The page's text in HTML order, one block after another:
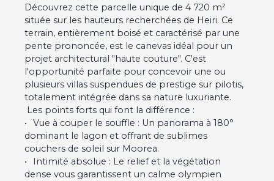
Découvrez cette parcelle unique de 4 720 m²
située sur les hauteurs recherchées de Heiri. Ce
terrain, entièrement boisé et caractérisé par une
pente prononcée, est le canevas idéal pour un
projet architectural "haute couture". C'est
l'opportunité parfaite pour concevoir une ou
plusieurs villas suspendues de prestige sur pilotis,
totalement intégrée dans sa nature luxuriante.
Les points forts qui font la différence :
Vue à couper le souffle : Un panorama à 180°
dominant le lagon et offrant de sublimes
couchers de soleil sur Moorea.
Intimité absolue : Le relief et la végétation
dense vous garantissent un calme olympien